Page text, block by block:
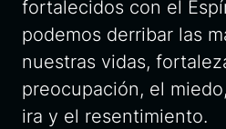
fortalecidos con el
podemos derribar las
nuestras vidas,
preocupación, el
ira y el resentimiento.